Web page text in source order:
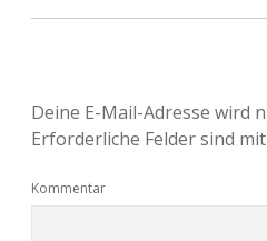
Deine E-Mail-Adresse wird
Erforderliche Felder sind mit
Kommentar